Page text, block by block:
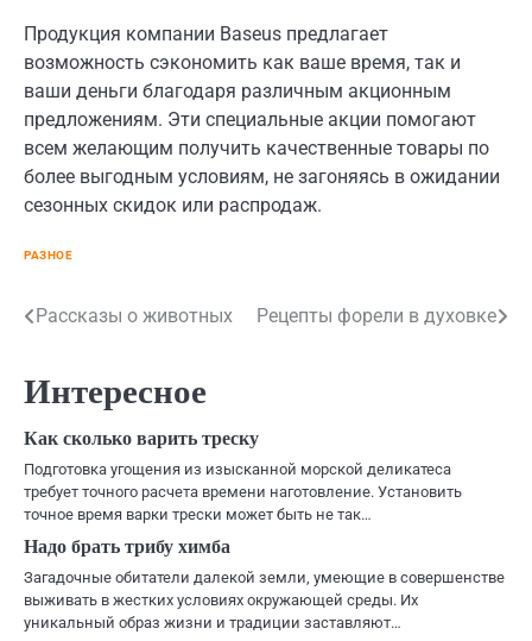
Продукция компании Baseus предлагает
возможность сэкономить как ваше время, так и
ваши деньги благодаря различным акционным
предложениям. Эти специальные акции помогают
всем желающим получить качественные товары по
более выгодным условиям, не загоняясь в ожидании
сезонных скидок или распродаж.
РАЗНОЕ
Навигация
записям
Рассказы о животных Рецепты форели в духовке
Интересное
Как сколько варить треску
Подготовка угощения из изысканной морской деликатеса
требует точного расчета времени наготовление. Установить
точное время варки трески может быть не так…
Надо брать трибу химба
Загадочные обитатели далекой земли, умеющие в совершенстве
выживать в жестких условиях окружающей среды. Их
уникальный образ жизни и традиции заставляют…